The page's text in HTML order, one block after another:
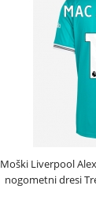
Moški Liverpool
nogometni dresi